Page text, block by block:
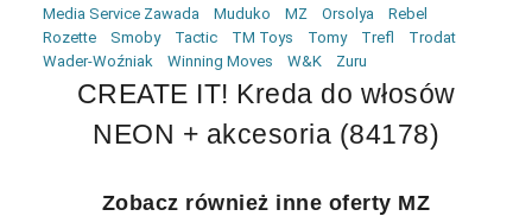
REJESTRACJA
Media Service Zawada
Muduko MZ Orsolya
Rebel
Rozette
Smoby Tactic TM Toys Tomy Trefl
Trodat
Wader-Woźniak
Winning Moves W&K Zuru
CREATE IT! Kreda do włosów
NEON + akcesoria (84178)
Zobacz również inne oferty MZ